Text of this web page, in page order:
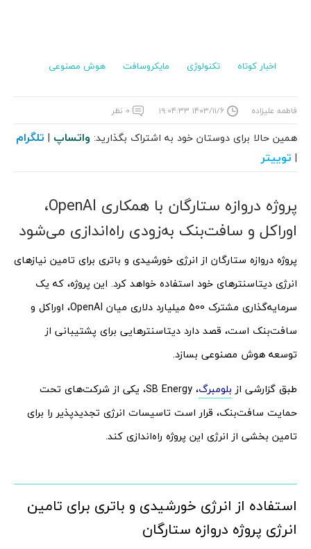
اخبار کوتاه تکنولوژی مایکروسافت هوش مصنوعی
فاطمه علیزاده ۱۴۰۳/۱۱/۶ ۱۹:۰۴:۳۳ ۰ نظر
همین حالا برای دوستان خود به اشتراک بگذارید: واتساپ | تلگرام
| توییتر
پروژه دروازه ستارگان با همکاری OpenAI،
اوراکل و سافت‌بنک به‌زودی راه‌اندازی می‌شود
پروژه دروازه ستارگان از انرژی خورشیدی و باتری برای تامین نیازهای
انرژی دیتاسنترهای خود استفاده خواهد کرد. این پروژه، که یک
سرمایه‌گذاری مشترک 500 میلیارد دلاری میان OpenAI، اوراکل و
سافت‌بنک است، قصد دارد دیتاسنترهایی برای پشتیبانی از
توسعه هوش مصنوعی بسازد.
طبق گزارشی از بلومبرگ
، SB Energy، یکی از شرکت‌های تحت
حمایت سافت‌بنک، قرار است تاسیسات انرژی تجدیدپذیر را برای
تامین بخشی از انرژی این پروژه راه‌اندازی کند.
استفاده از انرژی خورشیدی و باتری برای تامین
انرژی پروژه دروازه ستارگان